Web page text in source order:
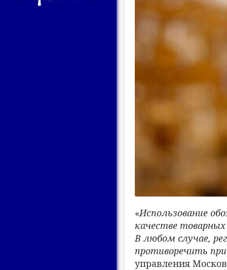
«Использование
качестве
В любом случае,
противоречить
управления